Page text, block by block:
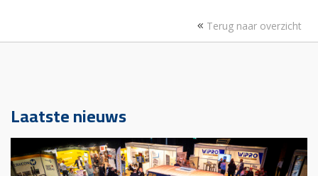
Terug naar overzicht
Laatste nieuws